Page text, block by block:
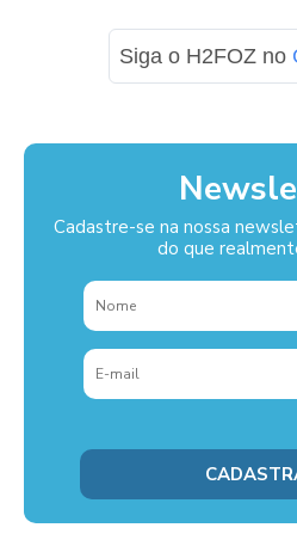
Siga o H2FOZ no
Cadastre-se na nossa
do que